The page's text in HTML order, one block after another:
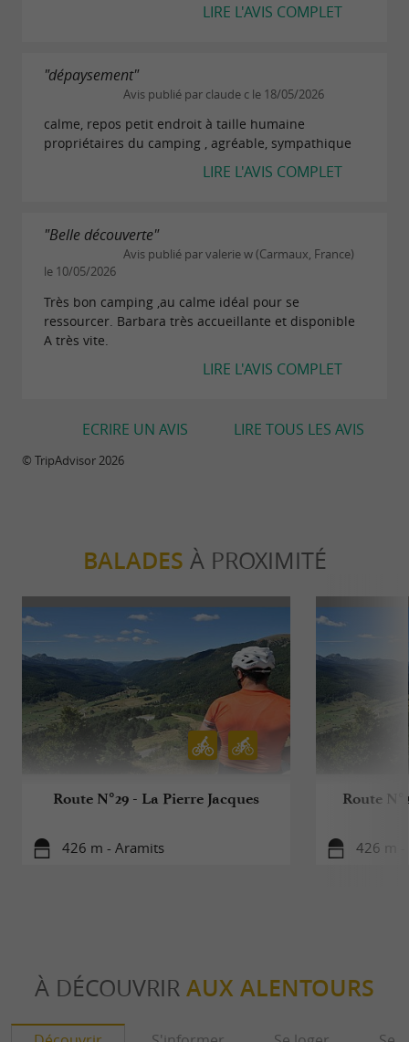
LIRE L'AVIS COMPLET
"dépaysement"
Avis publié par claude c le 18/05/2026
calme, repos petit endroit à taille humaine
propriétaires du camping , agréable, sympathique
LIRE L'AVIS COMPLET
"Belle découverte"
Avis publié par valerie w (Carmaux, France)
le 10/05/2026
Très bon camping ,au calme idéal pour se
ressourcer. Barbara très accueillante et disponible
A très vite.
LIRE L'AVIS COMPLET
LIRE TOUS LES AVIS
ECRIRE UN AVIS
© TripAdvisor 2026
BALADES À PROXIMITÉ
Route N°29 - La Pierre Jacques
426 m - Aramits
Route
426 m -
À DÉCOUVRIR AUX ALENTOURS